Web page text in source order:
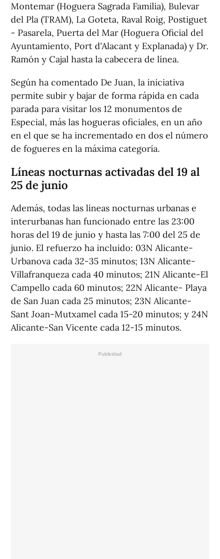
Montemar (Hoguera Sagrada Familia), Bulevar
del Pla (TRAM), La Goteta, Raval Roig, Postiguet
- Pasarela, Puerta del Mar (Hoguera Oficial del
Ayuntamiento, Port d'Alacant y Explanada) y Dr.
Ramón y Cajal hasta la cabecera de línea.
Según ha comentado De Juan, la iniciativa
permite subir y bajar de forma rápida en cada
parada para visitar los 12 monumentos de
Especial, más las hogueras oficiales, en un año
en el que se ha incrementado en dos el número
de fogueres en la máxima categoría.
Líneas nocturnas activadas del 19 al
25 de junio
Además, todas las líneas nocturnas urbanas e
interurbanas han funcionado entre las 23:00
horas del 19 de junio y hasta las 7:00 del 25 de
junio. El refuerzo ha incluido: 03N Alicante-
Urbanova cada 32-35 minutos; 13N Alicante-
Villafranqueza cada 40 minutos; 21N Alicante-El
Campello cada 60 minutos; 22N Alicante- Playa
de San Juan cada 25 minutos; 23N Alicante-
Sant Joan-Mutxamel cada 15-20 minutos; y 24N
Alicante-San Vicente cada 12-15 minutos.